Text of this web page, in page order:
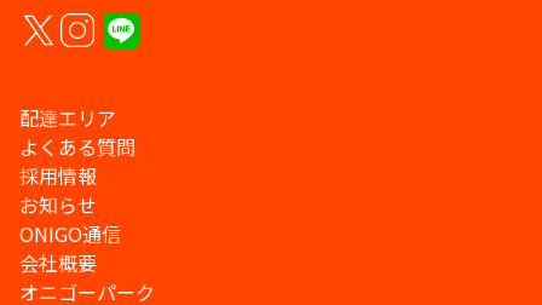
配達エリア
よくある質問
採用情報
お知らせ
ONIGO通信
会社概要
オニゴーパーク